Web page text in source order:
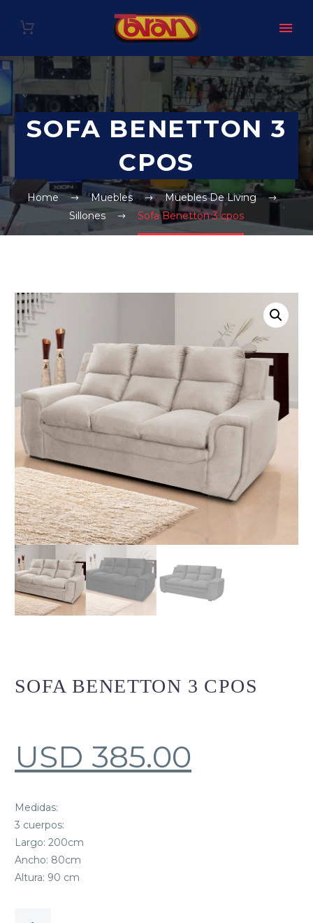
SOFA BENETTON 3
CPOS
Home Muebles
Muebles De Living
Sillones
Sofa Benetton 3 cpos
SOFA BENETTON 3 CPOS
USD 385.00
Medidas:
3 cuerpos:
Largo: 200cm
Ancho: 80cm
Altura: 90 cm